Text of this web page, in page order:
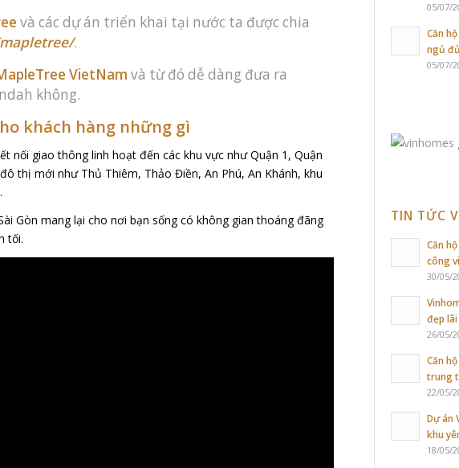
và các dự án triển khai tại nước ta được chia
.
VietNam và từ đó dễ dàng đưa ra
không.
khách hàng những gì
nối giao thông linh hoạt đến các khu vực như Quận 1, Quận
thị mới như Thủ Thiêm, Thảo Điền, An Phú, An Khánh, khu
Gòn mang lại cho nơi bạn sống có không gian thoáng đãng
tối.
05/07/
Căn
ngủ
05/07/
TIN TỨC
Căn
công
30/05/
đẹp
26/05/
Căn
trung
22/05/
Dự án
khu
18/05/